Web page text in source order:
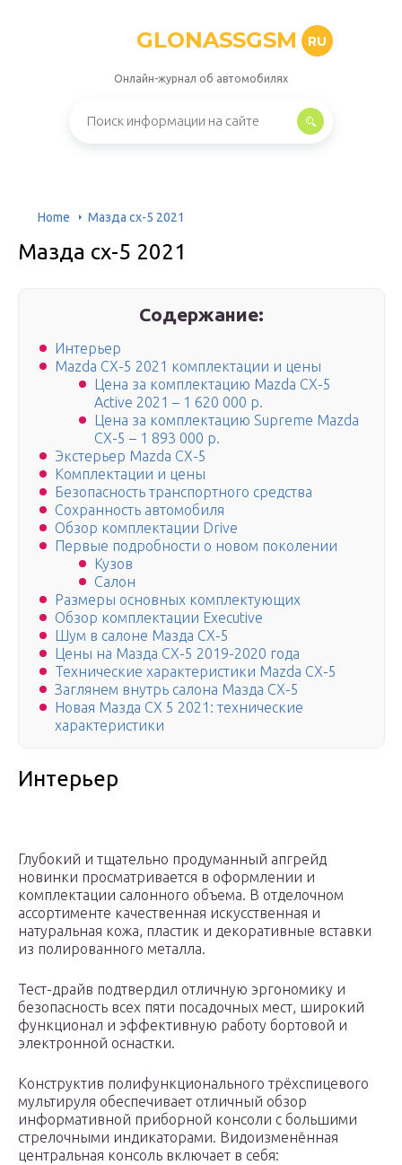
GLONASSGSM RU
Онлайн-журнал об автомобилях
Home Мазда cx-5 2021
Мазда cx-5 2021
Содержание:
Интерьер
Mazda CX-5 2021 комплектации и цены
Цена за комплектацию Mazda CX-5
Active 2021 – 1 620 000 р.
Цена за комплектацию Supreme Mazda
CX-5 – 1 893 000 р.
Экстерьер Mazda CX-5
Комплектации и цены
Безопасность транспортного средства
Сохранность автомобиля
Обзор комплектации Drive
Первые подробности о новом поколении
Кузов
Салон
Размеры основных комплектующих
Обзор комплектации Executive
Шум в салоне Мазда CX-5
Цены на Мазда СХ-5 2019-2020 года
Технические характеристики Mazda CX-5
Заглянем внутрь салона Мазда СХ-5
Новая Мазда СХ 5 2021: технические
характеристики
Интерьер
Глубокий и тщательно продуманный апгрейд
новинки просматривается в оформлении и
комплектации салонного объема. В отделочном
ассортименте качественная искусственная и
натуральная кожа, пластик и декоративные вставки
из полированного металла.
Тест-драйв подтвердил отличную эргономику и
безопасность всех пяти посадочных мест, широкий
функционал и эффективную работу бортовой и
электронной оснастки.
Конструктив полифункционального трёхспицевого
мультируля обеспечивает отличный обзор
информативной приборной консоли с большими
стрелочными индикаторами. Видоизменённая
центральная консоль включает в себя: